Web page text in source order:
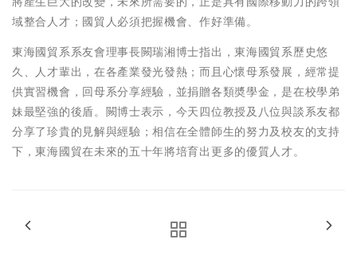
域整合人才；國貿人必須把握機會、作好準備。
東海國貿系系友會理事長闕瑞湘博士指出，東海國貿系歷史悠
久、人才輩出，在各產業發光發熱；而且心懷母系發展，經常提
供實習機會，回母系分享經驗，並捐贈各類奬學金，是在校學弟
妹最堅強的後盾。闕博士表示，今天四位教授及八位與談系友都
分享了珍貴的見解與經驗；相信在全體師生的努力及校友的支持
下，東海國貿在未來的五十年將培育出更多的優質人才。